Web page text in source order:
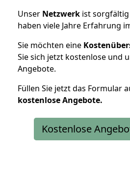
Unser Netzwerk ist
haben viele Jahre Erfahrung
Sie möchten eine
Sie sich jetzt kostenlose und
Angebote.
Füllen Sie jetzt das Formular
kostenloseAngebote.
Kostenlose